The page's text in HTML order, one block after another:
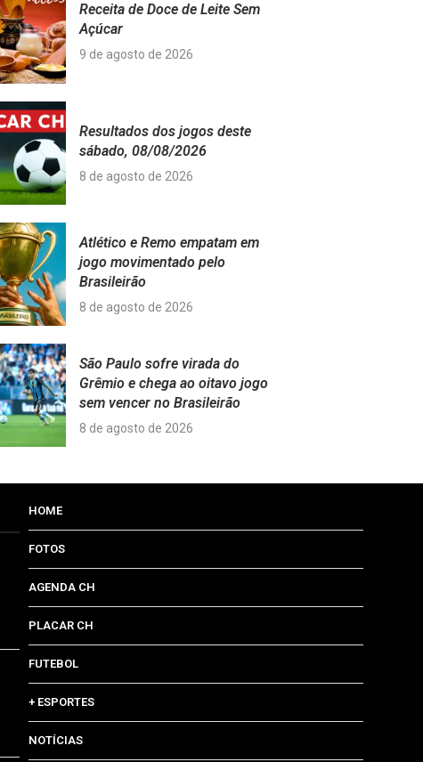
Receita de Doce de Leite Sem
Açúcar
9 de agosto de 2026
Resultados dos jogos deste
sábado, 08/08/2026
8 de agosto de 2026
Atlético e Remo empatam em
jogo movimentado pelo
Brasileirão
8 de agosto de 2026
São Paulo sofre virada do
Grêmio e chega ao oitavo jogo
sem vencer no Brasileirão
8 de agosto de 2026
HOME
FOTOS
AGENDA CH
PLACAR CH
FUTEBOL
+ ESPORTES
NOTÍCIAS